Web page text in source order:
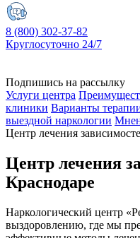
8 (800) 302-37-82
Круглосуточно 24/7
Подпишись на рассылку
Услуги центра
клиники Варианты
выездной наркологии
Центр лечения
Центр лечения
Краснодаре
Наркологический центр
выздоровлению, где мы